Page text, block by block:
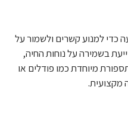
כדי למנוע קשרים ולשמור על
בשמירה על נוחות החיה,
מיוחדת כמו פודלים או
מקצועית.